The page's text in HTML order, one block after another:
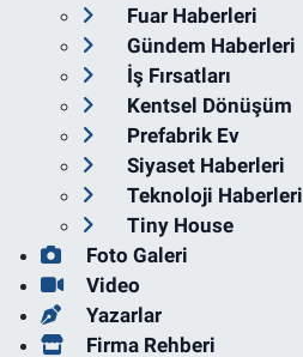
Fuar Haberleri
Gündem Haberleri
İş Fırsatları
Kentsel Dönüşüm
Prefabrik Ev
Siyaset Haberleri
Teknoloji Haberleri
Tiny House
Foto Galeri
Video
Yazarlar
Firma Rehberi